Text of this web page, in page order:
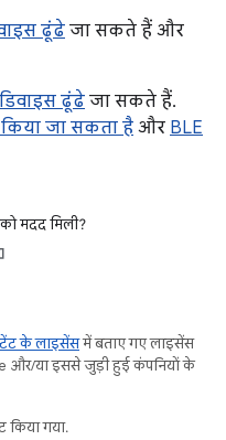
ढूंढे जा सकते हैं और
ढूंढे जा सकते हैं.
जा सकता है और BLE
मदद मिली?
के लाइसेंसमें बताए गए लाइसेंस
और/या इससे जुड़ी हुई कंपनियों के
गया.